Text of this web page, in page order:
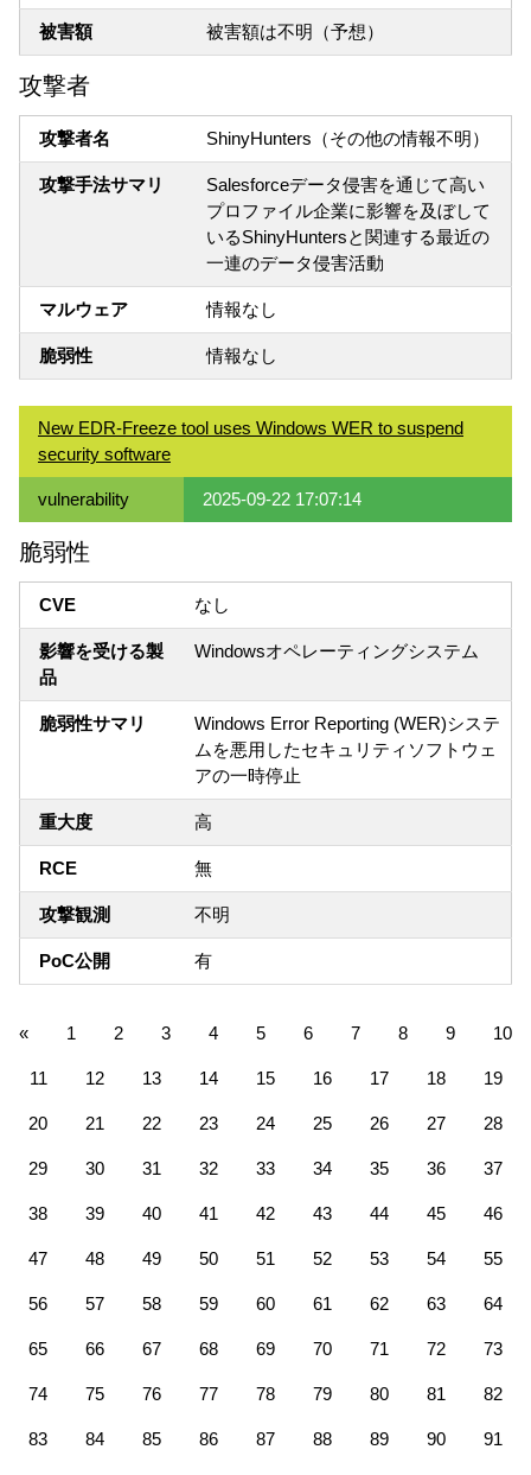
被害額 被害額は不明（予想）
攻撃者
攻撃者名 ShinyHunters（その他の情報不明）
攻撃手法サマリ
Salesforceデータ侵害を通じて高い
プロファイル企業に影響を及ぼして
いるShinyHuntersと関連する最近の
一連のデータ侵害活動
マルウェア 情報なし
脆弱性 情報なし
New EDR-Freeze tool uses Windows WER to suspend
security software
vulnerability 2025-09-22 17:07:14
脆弱性
CVE なし
影響を受ける製
品
Windowsオペレーティングシステム
脆弱性サマリ
Windows Error Reporting (WER)システ
ムを悪用したセキュリティソフトウェ
アの一時停止
重大度 高
RCE 無
攻撃観測 不明
PoC公開 有
« 1 2 3 4 5 6 7 8 9 10
11 12 13 14 15 16 17 18 19
20 21 22 23 24 25 26 27 28
29 30 31 32 33 34 35 36 37
38 39 40 41 42 43 44 45 46
47 48 49 50 51 52 53 54 55
56 57 58 59 60 61 62 63 64
65 66 67 68 69 70 71 72 73
74 75 76 77 78 79 80 81 82
83 84 85 86 87 88 89 90 91